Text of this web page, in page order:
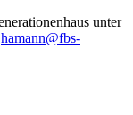
unter
hamann@fbs-